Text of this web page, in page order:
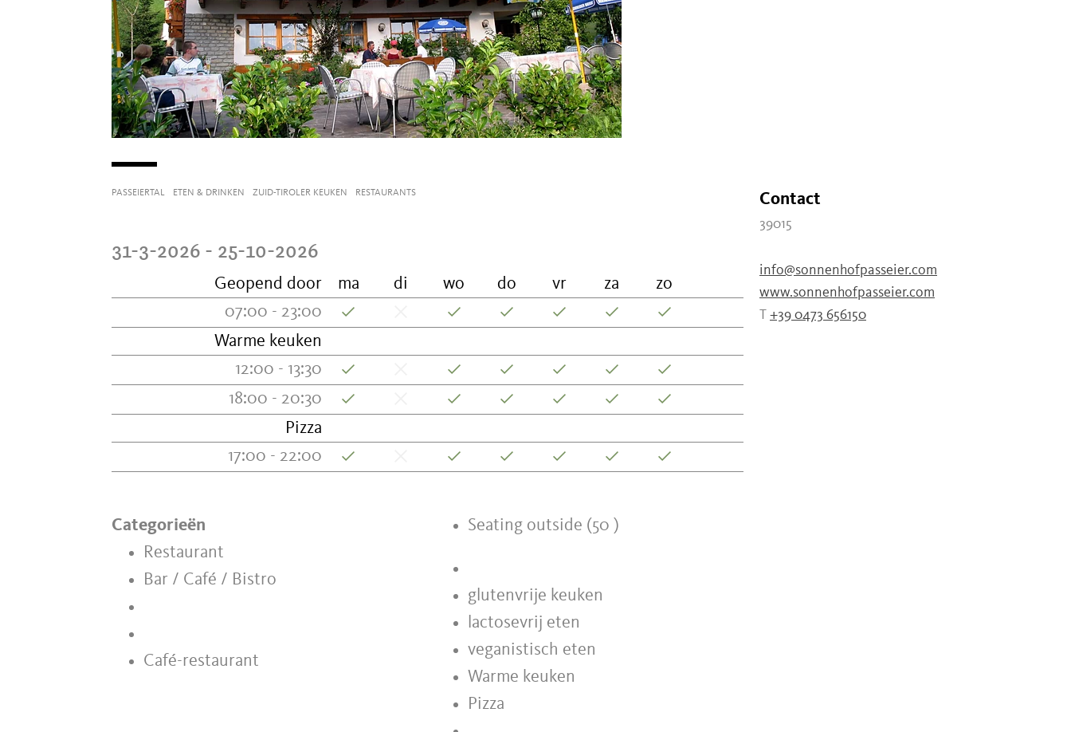
PASSEIERTAL ETEN & DRINKEN ZUID-TIROLER KEUKEN RESTAURANTS
31-3-2026 - 25-10-2026
Geopend door ma di wo do vr za
zo
07:00 - 23:00
Warme keuken
12:00 - 13:30
18:00 - 20:30
Pizza
17:00 - 22:00
Categorieën
Restaurant
Bar / Café / Bistro
Café-restaurant
Seating outside (50 )
glutenvrije keuken
lactosevrij eten
veganistisch eten
Warme keuken
Pizza
Contact
39015
info@sonnenhofpasseier.com
www.sonnenhofpasseier.com
T +39 0473 656150